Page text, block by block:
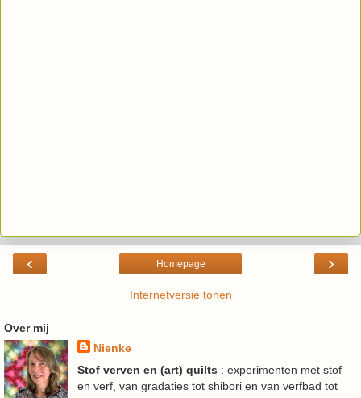
‹ ›
Homepage
Internetversie tonen
Over mij
Nienke
Stof verven en (art) quilts : experimenten met stof
en verf, van gradaties tot shibori en van verfbad tot